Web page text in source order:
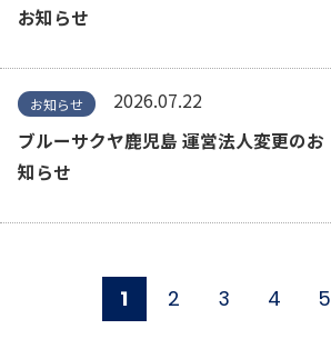
お知らせ
お知らせ
2026.07.22
ブルーサクヤ鹿児島 運営法人変更のお
知らせ
1 2 3 4 5